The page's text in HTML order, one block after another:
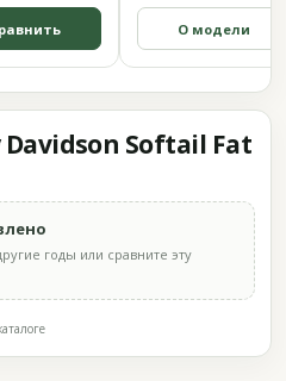
О модели
Softail Fat
годы или сравните эту